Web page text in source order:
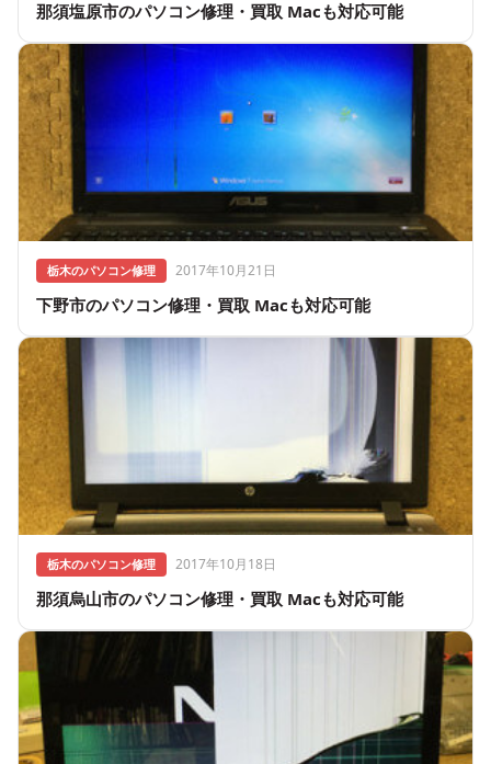
那須塩原市のパソコン修理・買取 Macも対応可能
栃木のパソコン修理 2017年10月21日
下野市のパソコン修理・買取 Macも対応可能
栃木のパソコン修理 2017年10月18日
那須烏山市のパソコン修理・買取 Macも対応可能